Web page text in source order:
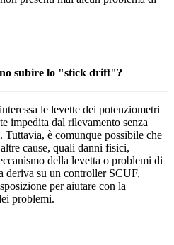
subire lo "stick drift"?
le levette dei potenziometri
impedita dal rilevamento senza
è comunque possibile che
cause, quali danni fisici,
della levetta o problemi di
deriva su un controller SCUF,
per aiutare con la
problemi.